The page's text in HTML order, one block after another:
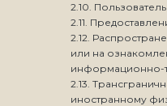
2.10.
2.11.
2.12.
или на
информационно-
2.13.
иностранному